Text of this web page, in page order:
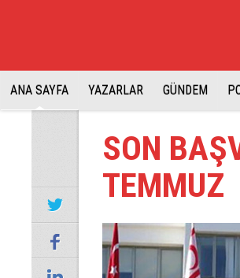
ANA SAYFA YAZARLAR GÜNDEM
SON
TEMMUZ